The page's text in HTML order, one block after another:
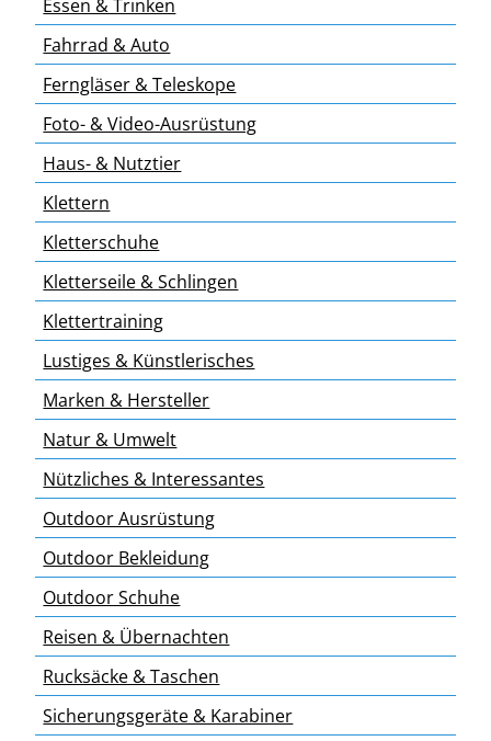
Essen & Trinken
Fahrrad & Auto
Ferngläser & Teleskope
Foto- & Video-Ausrüstung
Haus- & Nutztier
Klettern
Kletterschuhe
Kletterseile & Schlingen
Klettertraining
Lustiges & Künstlerisches
Marken & Hersteller
Natur & Umwelt
Nützliches & Interessantes
Outdoor Ausrüstung
Outdoor Bekleidung
Outdoor Schuhe
Reisen & Übernachten
Rucksäcke & Taschen
Sicherungsgeräte & Karabiner